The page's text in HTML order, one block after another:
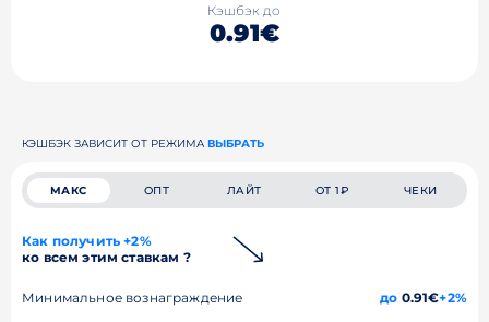
Кэшбэк до
0.91€
КЭШБЭК ЗАВИСИТ ОТ РЕЖИМА ВЫБРАТЬ
МАКС ОПТ ЛАЙТ ОТ 1₽ ЧЕКИ
Как получить +2%
ко всем этим ставкам ?
Минимальное вознаграждение до 0.91€+2%